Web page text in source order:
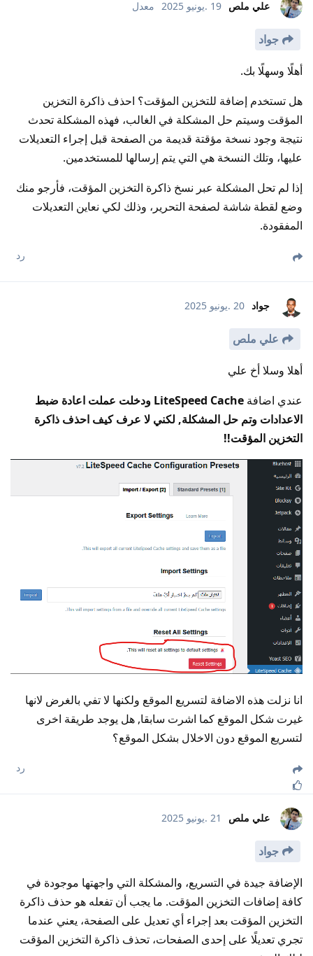
علي ملص 19 .يونيو 2025 معدل
جواد
أهلًا وسهلًا بك.
هل تستخدم إضافة للتخزين المؤقت؟ احذف ذاكرة التخزين
المؤقت وسيتم حل المشكلة في الغالب، فهذه المشكلة تحدث
نتيجة وجود نسخة مؤقتة قديمة من الصفحة قبل إجراء التعديلات
عليها، وتلك النسخة هي التي يتم إرسالها للمستخدمين.
إذا لم تحل المشكلة عبر نسخ ذاكرة التخزين المؤقت، فأرجو منك
وضع لقطة شاشة لصفحة التحرير، وذلك لكي نعاين التعديلات
المفقودة.
رد
جواد 20 .يونيو 2025
علي ملص
أهلا وسلا أخ علي
عندي اضافة
LiteSpeed Cache ودخلت عملت اعادة ضبط
الاعدادات وتم حل المشكلة, لكني لا عرف كيف احذف ذاكرة
التخزين المؤقت!!
انا نزلت هذه الاضافة لتسريع الموقع ولكنها لا تفي بالغرض لانها
غيرت شكل الموقع كما اشرت سابقا, هل يوجد طريقة اخرى
لتسريع الموقع دون الاخلال بشكل الموقع؟
رد
علي ملص 21 .يونيو 2025
جواد
الإضافة جيدة في التسريع، والمشكلة التي واجهتها موجودة في
كافة إضافات التخزين المؤقت. ما يجب أن تفعله هو حذف ذاكرة
التخزين المؤقت بعد إجراء أي تعديل على الصفحة، يعني عندما
تجري تعديلًا على إحدى الصفحات، تحذف ذاكرة التخزين المؤقت